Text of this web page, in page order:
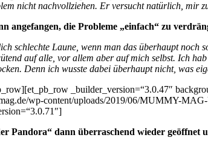
nicht nachvollziehen. Er versucht natürlich, mir
angefangen, die Probleme „einfach“ zu
schlechte Laune, wenn man das überhaupt
auf alle, vor allem aber auf mich selbst. Ich
Denn ich wusste dabei überhaupt nicht, was
_builder_version=“3.0.47″
wp-content/uploads/2019/06/MUMMY-
Pandora“ dann überraschend wieder geöffnet